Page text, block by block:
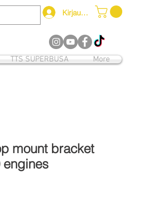
Kirjaudu
TTS SUPERBUSA More
mount bracket
engines